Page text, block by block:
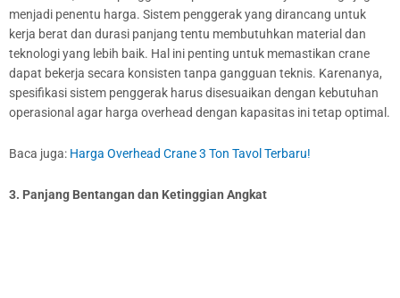
menjadi penentu harga. Sistem penggerak yang dirancang untuk
kerja berat dan durasi panjang tentu membutuhkan material dan
teknologi yang lebih baik. Hal ini penting untuk memastikan crane
dapat bekerja secara konsisten tanpa gangguan teknis. Karenanya,
spesifikasi sistem penggerak harus disesuaikan dengan kebutuhan
operasional agar harga overhead dengan kapasitas ini tetap optimal.
Baca juga: Harga Overhead Crane 3 Ton Tavol Terbaru!
3. Panjang Bentangan dan Ketinggian Angkat